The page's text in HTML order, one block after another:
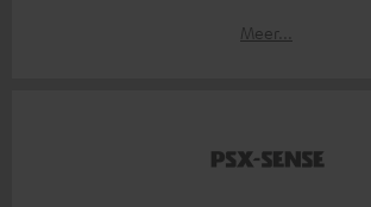
Meer...